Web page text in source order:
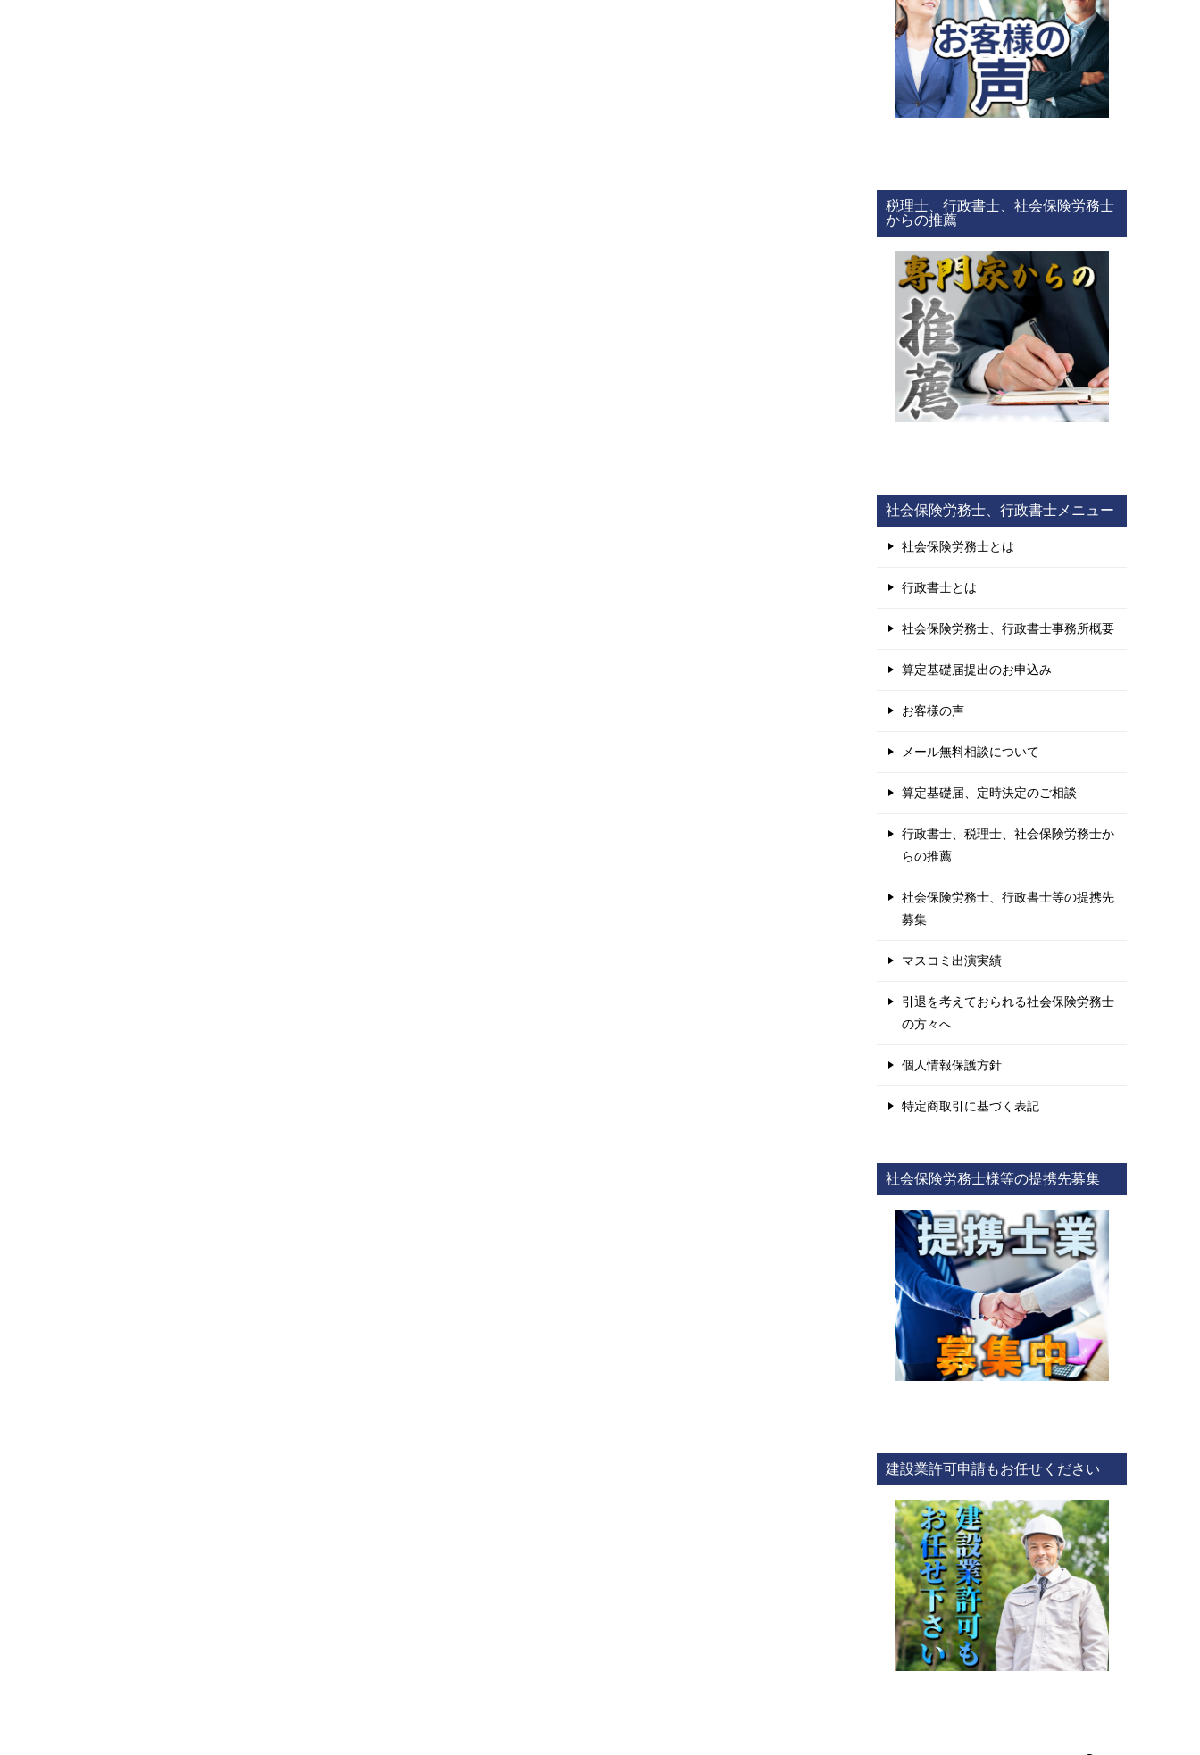
税理士、行政書士、社会保険労務士
からの推薦
社会保険労務士、行政書士メニュー
社会保険労務士とは
行政書士とは
社会保険労務士、行政書士事務所概要
算定基礎届提出のお申込み
お客様の声
メール無料相談について
算定基礎届、定時決定のご相談
行政書士、税理士、社会保険労務士か
らの推薦
社会保険労務士、行政書士等の提携先
募集
マスコミ出演実績
引退を考えておられる社会保険労務士
の方々へ
個人情報保護方針
特定商取引に基づく表記
社会保険労務士様等の提携先募集
建設業許可申請もお任せください